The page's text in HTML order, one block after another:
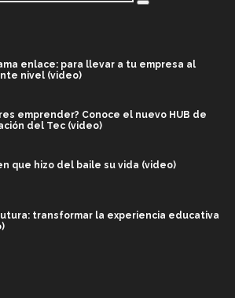
enlace: para llevar a tu empresa al
nivel (video)
emprender? Conoce el nuevo HUB de
del Tec (video)
que hizo del baile su vida (video)
transformar la experiencia educativa